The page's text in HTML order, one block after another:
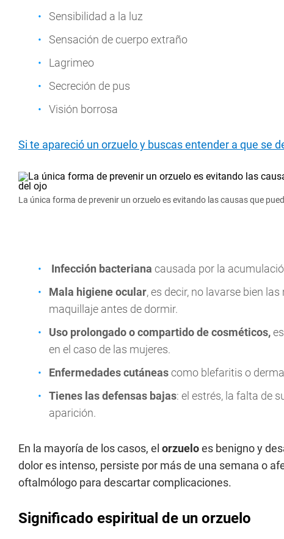
Sensibilidad a la luz
Sensación de cuerpo extraño
Lagrimeo
Secreción de pus
Visión borrosa
Si te apareció un orzuelo y buscas entender a que se
La única forma de prevenir un orzuelo es evitando las causas que
Infección bacteriana causada por la
Mala higiene ocular, es decir, no lavarse bien
maquillaje antes de dormir.
Uso prolongado o compartido de cosméticos,
en el caso de las mujeres.
Enfermedades cutáneascomo blefaritis o
Tienes las defensas bajas: el estrés, la falta de
aparición.
En la mayoría de los casos, el orzueloes benigno y
dolor es intenso, persiste por más de una semana o
oftalmólogo para descartar complicaciones.
Significado espiritual de un orzuelo